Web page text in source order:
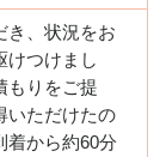
き、状況をお
けつけまし
もりをご提
いただけたの
着から約60分